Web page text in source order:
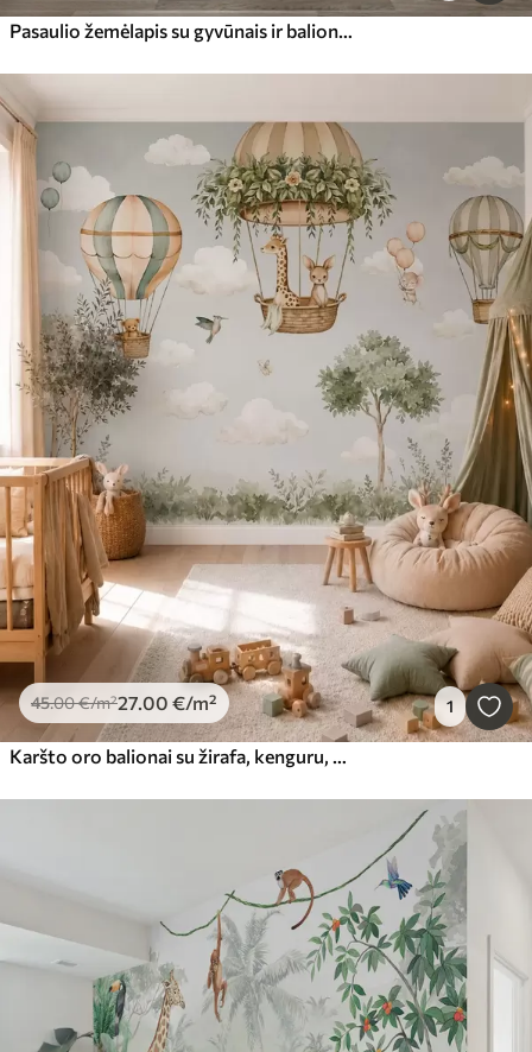
Pasaulio žemėlapis su gyvūnais ir balionais
45.00€/m²27.00 €/m² 1
Karšto oro balionai su žirafa, kenguru, meška ir kitais gyvūnais tarp debesų ir medžių